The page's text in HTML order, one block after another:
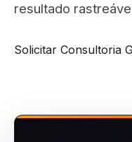
resultado
Solicitar Consultoria